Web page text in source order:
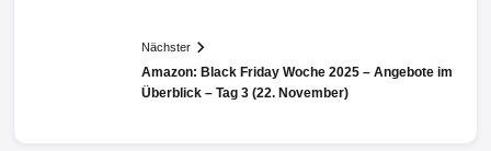
Nächster
Amazon: Black Friday Woche 2025 – Angebote im
Überblick – Tag 3 (22. November)